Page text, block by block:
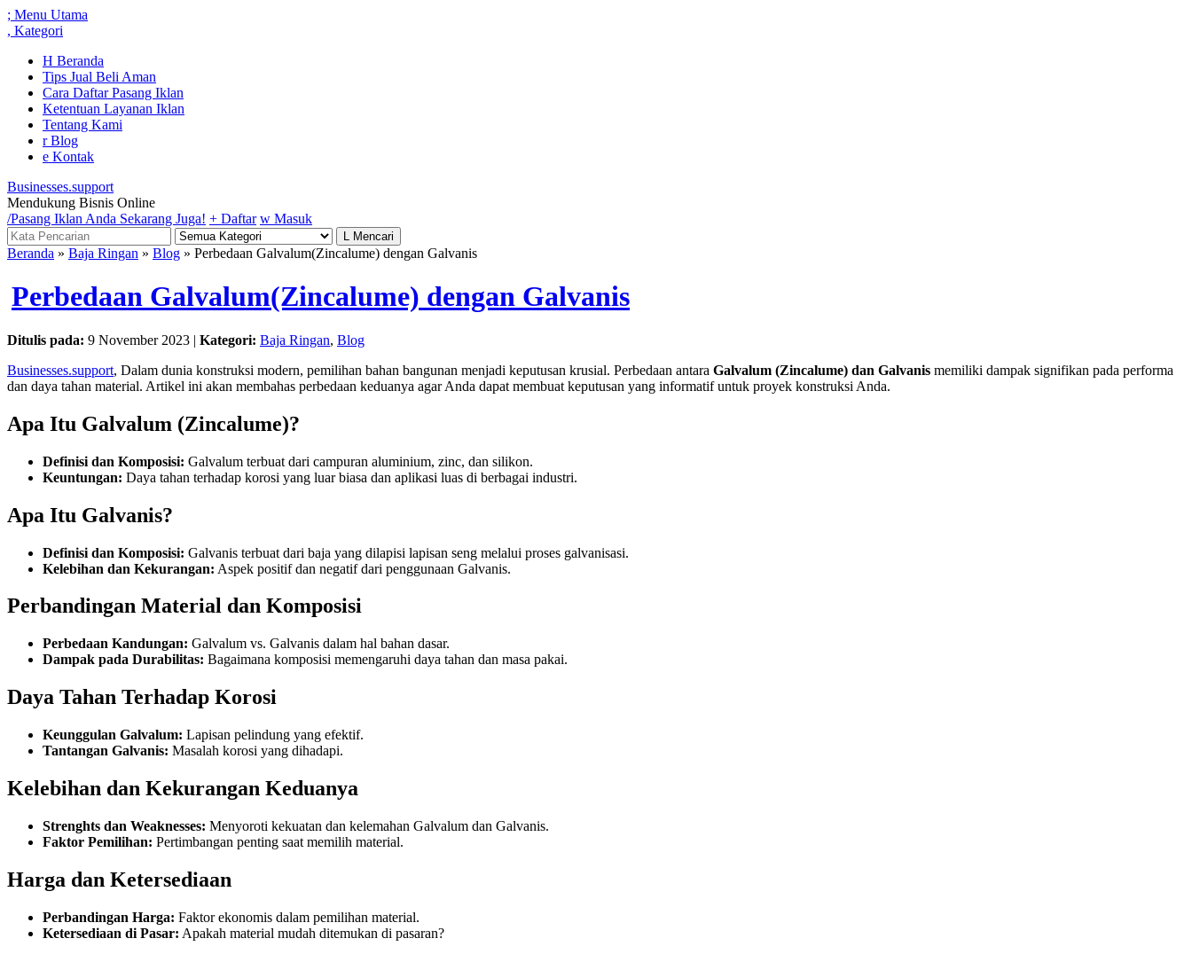
; Menu Utama
, Kategori
H Beranda
Tips Jual Beli Aman
Cara Daftar Pasang Iklan
Ketentuan Layanan Iklan
Tentang Kami
rBlog
e Kontak
Businesses.support
Mendukung Bisnis Online
/Pasang Iklan Anda Sekarang Juga! + Daftar w Masuk
L Mencari
Beranda » Baja Ringan » Blog » Perbedaan Galvalum(Zincalume) dengan Galvanis
Perbedaan Galvalum(Zincalume) dengan Galvanis
Ditulis pada: 9 November 2023 | Kategori: Baja Ringan, Blog
Businesses.support, Dalam dunia konstruksi modern, pemilihan bahan bangunan menjadi keputusan krusial. Perbedaan antara Galvalum (Zincalume) dan Galvanis memiliki dampak signifikan pada performa
dan daya tahan material. Artikel ini akan membahas perbedaan keduanya agar Anda dapat membuat keputusan yang informatif untuk proyek konstruksi Anda.
Apa Itu Galvalum (Zincalume)?
Definisi dan Komposisi: Galvalum terbuat dari campuran aluminium, zinc, dan silikon.
Keuntungan: Daya tahan terhadap korosi yang luar biasa dan aplikasi luas di berbagai industri.
Apa Itu Galvanis?
Definisi dan Komposisi: Galvanis terbuat dari baja yang dilapisi lapisan seng melalui proses galvanisasi.
Kelebihan dan Kekurangan: Aspek positif dan negatif dari penggunaan Galvanis.
Perbandingan Material dan Komposisi
Perbedaan Kandungan: Galvalum vs. Galvanis dalam hal bahan dasar.
Dampak pada Durabilitas: Bagaimana komposisi memengaruhi daya tahan dan masa pakai.
Daya Tahan Terhadap Korosi
Keunggulan Galvalum: Lapisan pelindung yang efektif.
Tantangan Galvanis: Masalah korosi yang dihadapi.
Kelebihan dan Kekurangan Keduanya
Strenghts dan Weaknesses: Menyoroti kekuatan dan kelemahan Galvalum dan Galvanis.
Faktor Pemilihan: Pertimbangan penting saat memilih material.
Harga dan Ketersediaan
Perbandingan Harga: Faktor ekonomis dalam pemilihan material.
Ketersediaan di Pasar: Apakah material mudah ditemukan di pasaran?